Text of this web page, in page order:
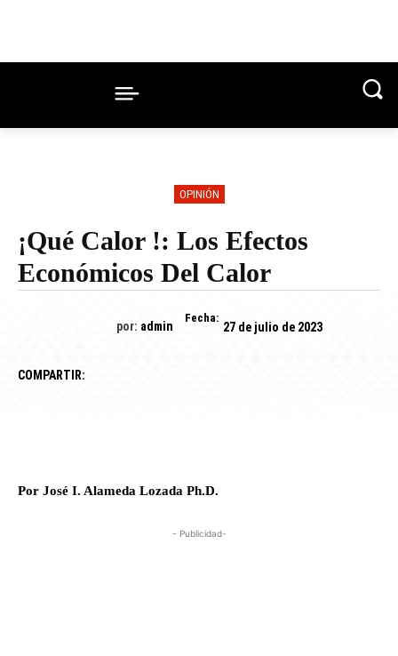
OPINIÓN
¡Qué Calor !: Los Efectos
Económicos Del Calor
por: admin
Fecha:
27 de julio de 2023
COMPARTIR:
Por José I. Alameda Lozada Ph.D.
- Publicidad-